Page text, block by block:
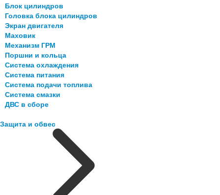
Блок цилиндров
Головка блока цилиндров
Экран двигателя
Маховик
Механизм ГРМ
Поршни и кольца
Система охлаждения
Система питания
Система подачи топлива
Система смазки
ДВС в сборе
Защита и обвес